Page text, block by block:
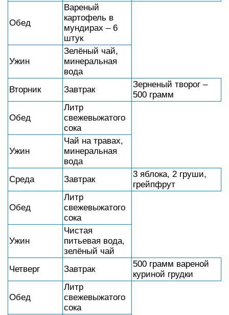
Обед
Вареный
картофель в
мундирах – 6
штук
Ужин
Зелёный чай,
минеральная
вода
Вторник
Завтрак
Зерненый творог –
500 грамм
Обед
Литр
свежевыжатого
сока
Ужин
Чай на травах,
минеральная
вода
Среда
Завтрак
3 яблока, 2 груши,
грейпфрут
Обед
Литр
свежевыжатого
сока
Ужин
Чистая
питьевая вода,
зелёный чай
Четверг
Завтрак
500 грамм вареной
куриной грудки
Обед
Литр
свежевыжатого
сока